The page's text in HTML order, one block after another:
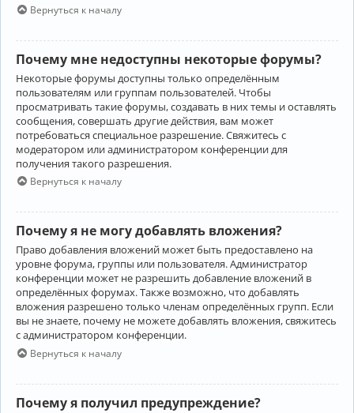
Вернуться к началу
Почему мне недоступны некоторые форумы?
Некоторые форумы доступны только определённым
пользователям или группам пользователей. Чтобы
просматривать такие форумы, создавать в них темы и оставлять
сообщения, совершать другие действия, вам может
потребоваться специальное разрешение. Свяжитесь с
модератором или администратором конференции для
получения такого разрешения.
Вернуться к началу
Почему я не могу добавлять вложения?
Право добавления вложений может быть предоставлено на
уровне форума, группы или пользователя. Администратор
конференции может не разрешить добавление вложений в
определённых форумах. Также возможно, что добавлять
вложения разрешено только членам определённых групп. Если
вы не знаете, почему не можете добавлять вложения, свяжитесь
с администратором конференции.
Вернуться к началу
Почему я получил предупреждение?